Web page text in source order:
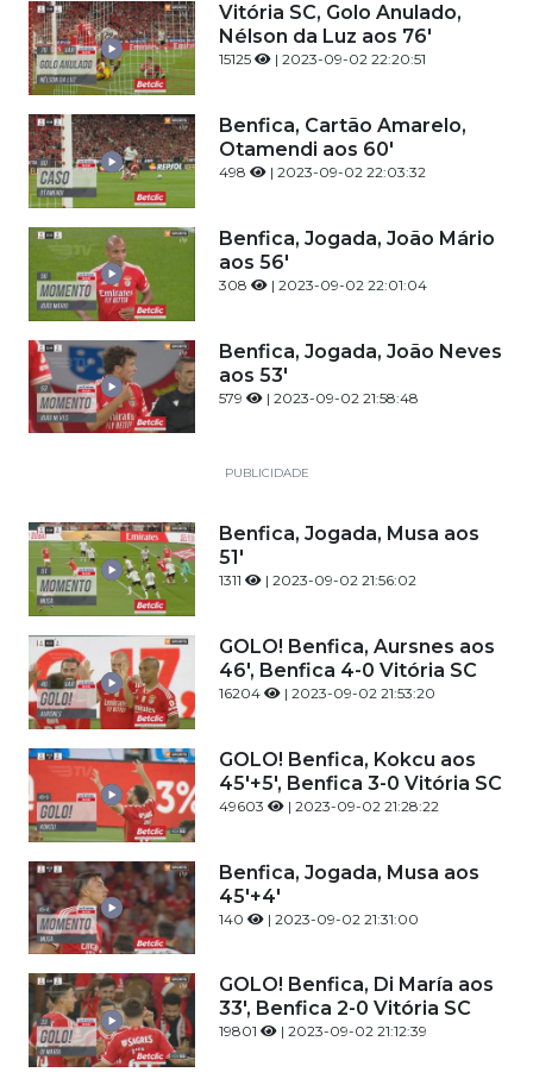
Vitória SC, Golo Anulado,
Nélson da Luz aos 76'
15125 | 2023-09-02 22:20:51
Benfica, Cartão Amarelo,
Otamendi aos 60'
498 | 2023-09-02 22:03:32
Benfica, Jogada, João Mário
aos 56'
308 | 2023-09-02 22:01:04
Benfica, Jogada, João Neves
aos 53'
579 | 2023-09-02 21:58:48
PUBLICIDADE
Benfica, Jogada, Musa aos
51'
1311 | 2023-09-02 21:56:02
GOLO! Benfica, Aursnes aos
46', Benfica 4-0 Vitória SC
16204 | 2023-09-02 21:53:20
GOLO! Benfica, Kokcu aos
45'+5', Benfica 3-0 Vitória SC
49603 | 2023-09-02 21:28:22
Benfica, Jogada, Musa aos
45'+4'
140 | 2023-09-02 21:31:00
GOLO! Benfica, Di María aos
33', Benfica 2-0 Vitória SC
19801 | 2023-09-02 21:12:39